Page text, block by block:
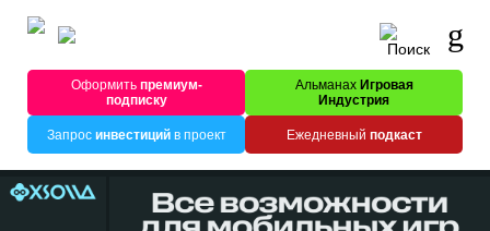
Оформитьпремиум-
подписку
Альманах Игровая
Индустрия
Запрос инвестицийв проект Ежедневный подкаст